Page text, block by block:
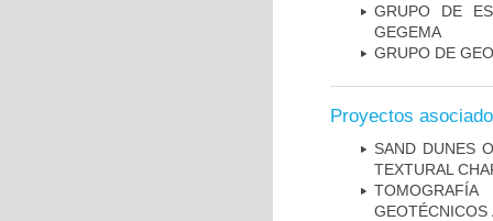
GRUPO DE
GEGEMA
GRUPO DE
Proyectos
SAND DUNES
TEXTURAL